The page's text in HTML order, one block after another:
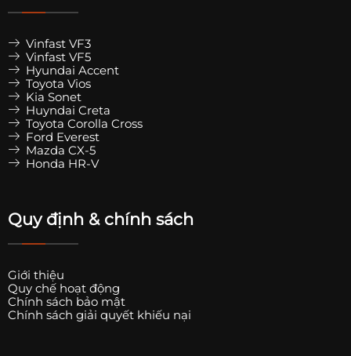
Vinfast VF3
Vinfast VF5
Hyundai Accent
Toyota Vios
Kia Sonet
Huyndai Creta
Toyota Corolla Cross
Ford Everest
Mazda CX-5
Honda HR-V
Quy định & chính sách
Giới thiệu
Quy chế hoạt động
Chính sách bảo mật
Chính sách giải quyết khiếu nại